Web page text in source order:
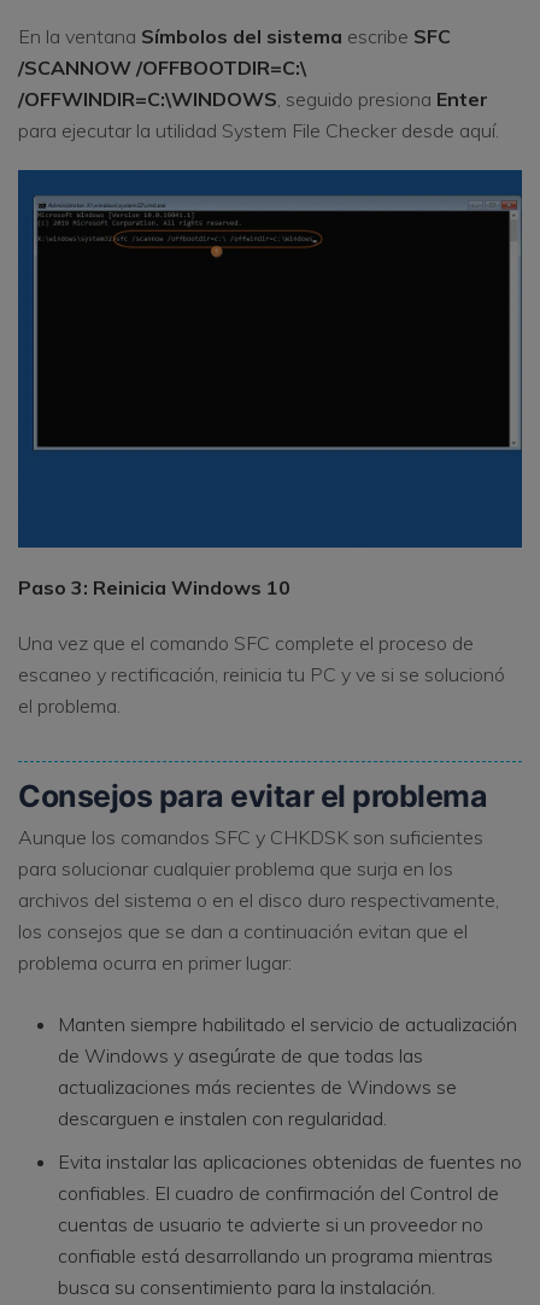
En la ventana Símbolos del sistema escribe SFC
/SCANNOW /OFFBOOTDIR=C:\
/OFFWINDIR=C:\WINDOWS , seguido presiona Enter
para ejecutar la utilidad System File Checker desde aquí.
Paso 3: Reinicia Windows 10
Una vez que el comando SFC complete el proceso de
escaneo y rectificación, reinicia tu PC y ve si se solucionó
el problema.
Consejos para evitar el problema
Aunque los comandos SFC y CHKDSK son suficientes
para solucionar cualquier problema que surja en los
archivos del sistema o en el disco duro respectivamente,
los consejos que se dan a continuación evitan que el
problema ocurra en primer lugar:
Manten siempre habilitado el servicio de actualización
de Windows y asegúrate de que todas las
actualizaciones más recientes de Windows se
descarguen e instalen con regularidad.
Evita instalar las aplicaciones obtenidas de fuentes no
confiables. El cuadro de confirmación del Control de
cuentas de usuario te advierte si un proveedor no
confiable está desarrollando un programa mientras
busca su consentimiento para la instalación.